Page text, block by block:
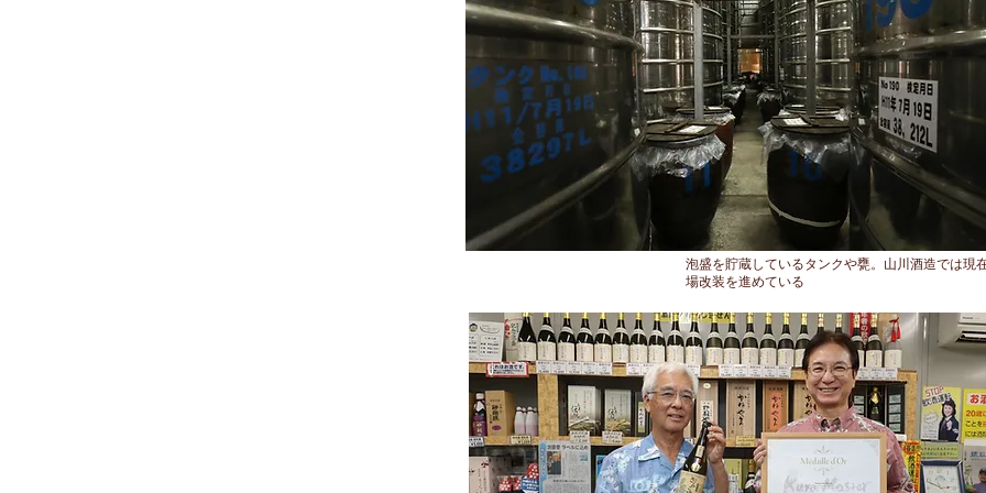
泡盛を貯蔵しているタンクや甕。山川酒造では現
場改装を進めている